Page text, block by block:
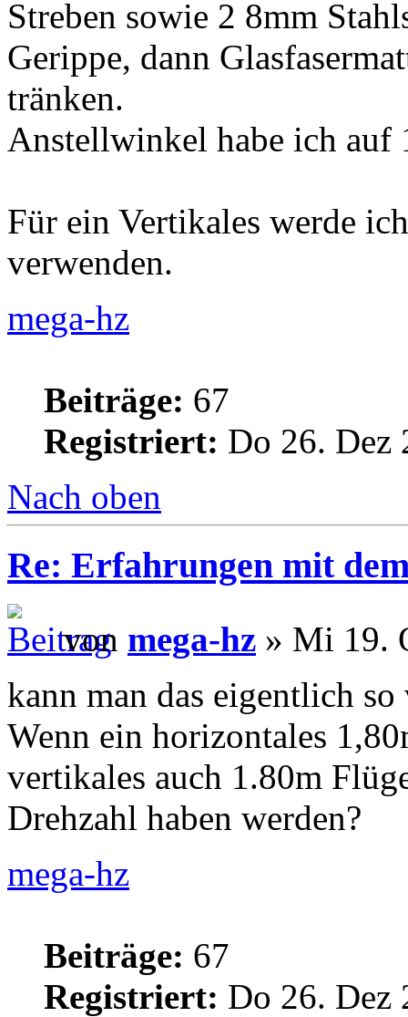
Streben sowie 2 8mm
Gerippe, dann
tränken.
Anstellwinkel habe ich auf
Für ein Vertikales werde
verwenden.
mega-hz
Beiträge: 67
Registriert: Do 26. Dez
Nach oben
Re: Erfahrungen mit
von mega-hz » Mi 19.
kann man das eigentlich
Wenn ein horizontales
vertikales auch 1.80m
Drehzahl haben werden?
mega-hz
Beiträge: 67
Registriert: Do 26. Dez